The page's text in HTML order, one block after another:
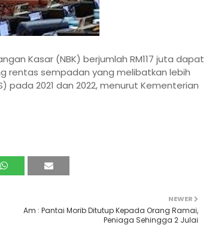
Kasar (NBK) berjumlah RM117 juta dapat
rentas sempadan yang melibatkan lebih
pada 2021 dan 2022, menurut Kementerian
NEWER
Am : Pantai Morib Ditutup Kepada Orang Ramai,
Peniaga Sehingga 2 Julai